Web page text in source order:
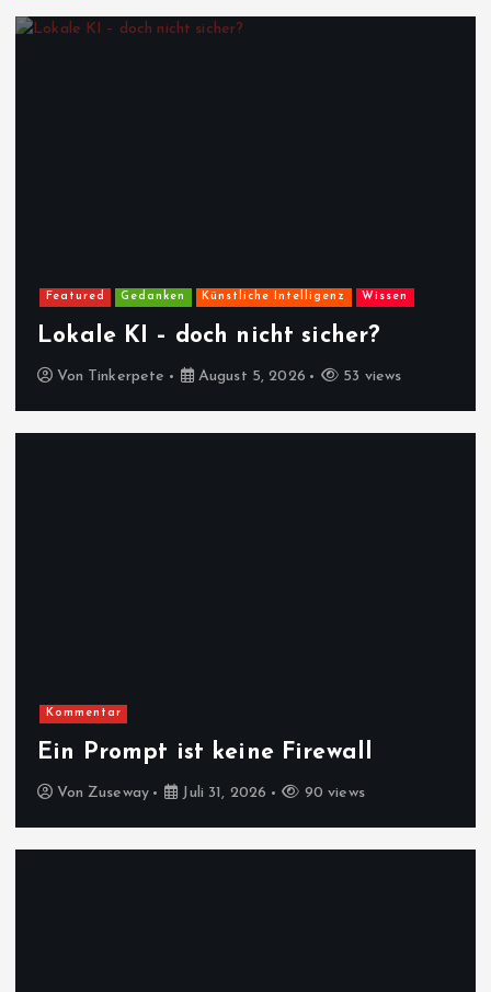
Featured Gedanken Künstliche Intelligenz Wissen
Lokale KI – doch nicht sicher?
Von Tinkerpete August 5, 2026 53 views
Kommentar
Ein Prompt ist keine Firewall
Von Zuseway Juli 31, 2026 90 views